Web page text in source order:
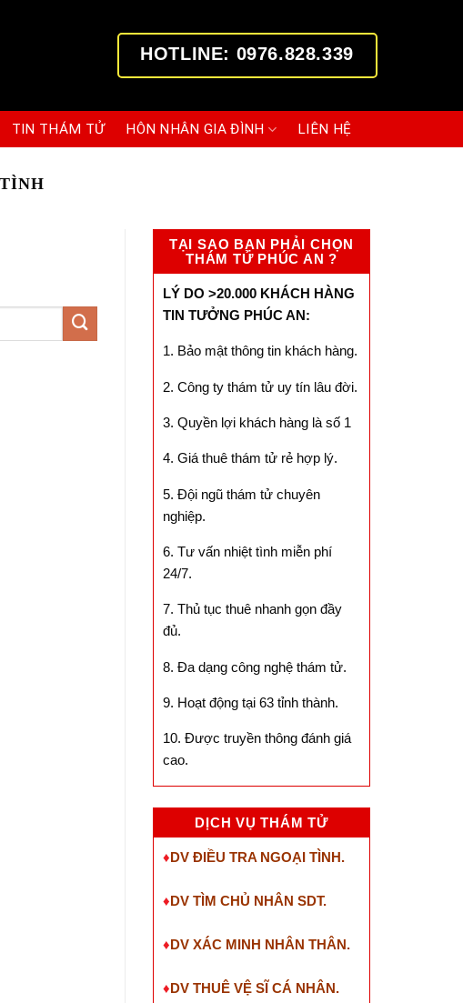
HOTLINE: 0976.828.339
TIN THÁM TỬ HÔN NHÂN GIA ĐÌNH LIÊN HỆ
TẠI SAO BẠN PHẢI CHỌN
THÁM TỬ PHÚC AN ?
LÝ DO >20.000 KHÁCH HÀNG
TIN TƯỞNG PHÚC AN:
1. Bảo mật thông tin khách hàng.
2. Công ty thám tử uy tín lâu đời.
3. Quyền lợi khách hàng là số 1
4. Giá thuê thám tử rẻ hợp lý.
5. Đội ngũ thám tử chuyên
nghiệp.
6. Tư vấn nhiệt tình miễn phí
24/7.
7. Thủ tục thuê nhanh gọn đầy
đủ.
8. Đa dạng công nghệ thám tử.
9. Hoạt động tại 63 tỉnh thành.
10. Được truyền thông đánh giá
cao.
DỊCH VỤ THÁM TỬ
♦DV ĐIỀU TRA NGOẠI TÌNH.
♦DV TÌM CHỦ NHÂN SDT.
♦DV XÁC MINH NHÂN THÂN.
♦DV THUÊ VỆ SĨ CÁ NHÂN.